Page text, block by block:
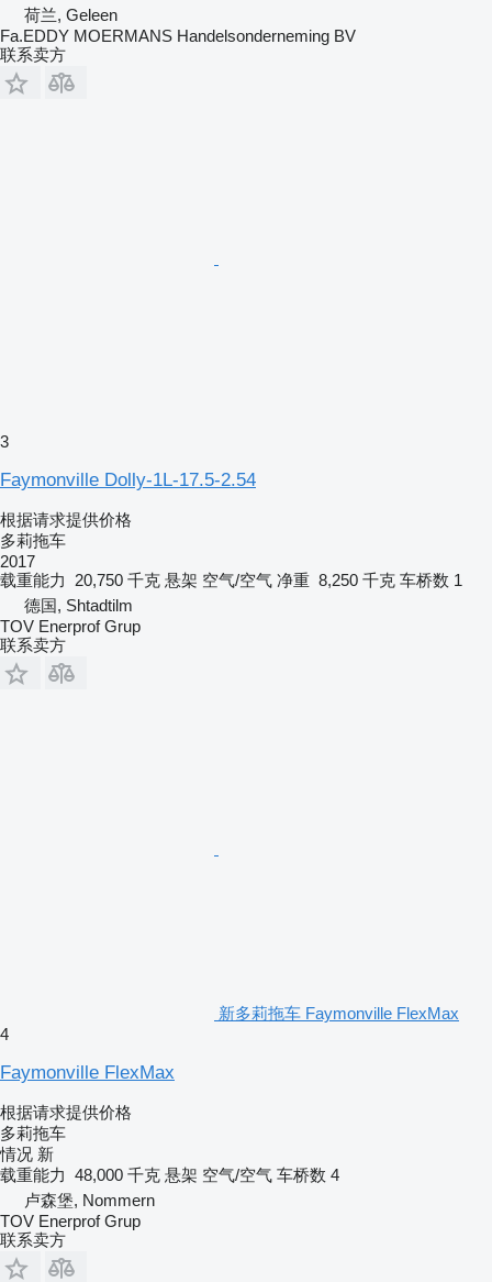
荷兰, Geleen
Fa.EDDY MOERMANS Handelsonderneming BV
联系卖方
3
Faymonville Dolly-1L-17.5-2.54
根据请求提供价格
多莉拖车
2017
载重能力
20,750 千克 悬架 空气/空气 净重 8,250 千克 车桥数 1
德国, Shtadtilm
TOV Enerprof Grup
联系卖方
新多莉拖车 Faymonville FlexMax
4
Faymonville FlexMax
根据请求提供价格
多莉拖车
情况 新
载重能力 48,000 千克 悬架 空气/空气 车桥数 4
卢森堡, Nommern
TOV Enerprof Grup
联系卖方